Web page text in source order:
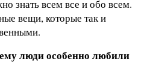
знать всем все и обо всем.
вещи, которые так и
люди особенно любили